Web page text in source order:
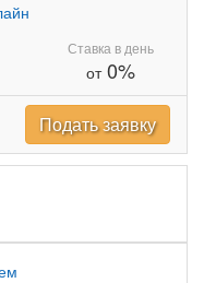
Ставка в день
от0%
Подать заявку